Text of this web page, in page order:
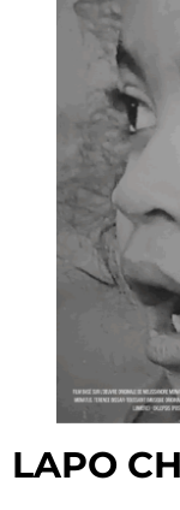
LAPO